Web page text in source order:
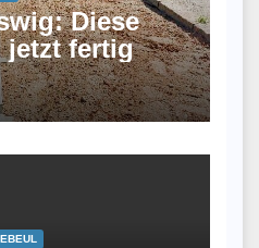
Diese
jetzt fertig